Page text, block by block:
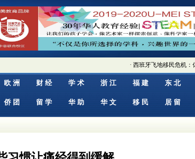
·西班牙飞地移民危机：
欧 洲 财 经 学 术 浙 江 福 建 东 北
侨 团 留 学 华 助 华 文 移 民 居 留